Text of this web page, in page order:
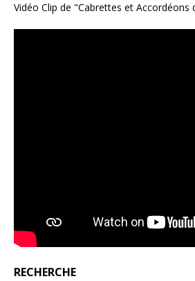
Vidéo Clip de "Cabrettes et Accordéons
RECHERCHE